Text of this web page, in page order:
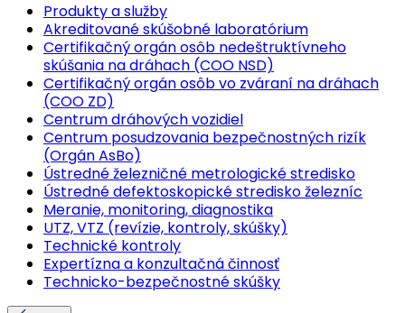
Produkty a služby
Akreditované skúšobné laboratórium
Certifikačný orgán osôb nedeštruktívneho
skúšania na dráhach (COO NSD)
Certifikačný orgán osôb vo zváraní na dráhach
(COO ZD)
Centrum dráhových vozidiel
Centrum posudzovania bezpečnostných rizík
(Orgán AsBo)
Ústredné železničné metrologické stredisko
Ústredné defektoskopické stredisko železníc
Meranie, monitoring, diagnostika
UTZ, VTZ (revízie, kontroly, skúšky)
Technické kontroly
Expertízna a konzultačná činnosť
Technicko-bezpečnostné skúšky